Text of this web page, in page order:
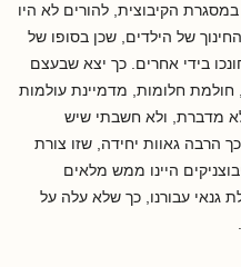
הקיבוצית, להורים לא היו
של הילדים, שכן בסופו של
בידי אחרים. כך יצא שבעצם
חלומות, מדמיינת עולמות
מדברת, ולא חשבתי שיש
הרבה גאוות יחידה, שזו צורת
היינו ממש מלאים
גנאי עבורנו, כך שלא עלה על